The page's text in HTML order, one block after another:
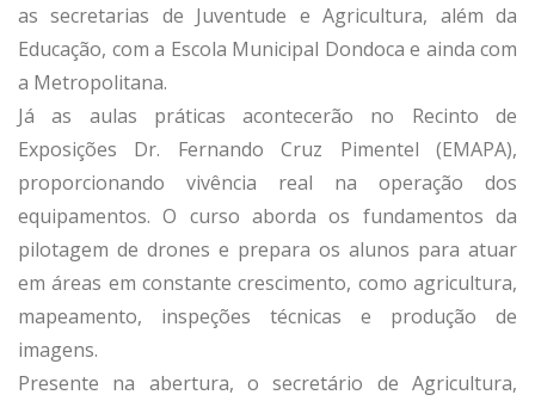
as secretarias de Juventude e Agricultura, além da
Educação, com a Escola Municipal Dondoca e ainda com
a Metropolitana.
Já as aulas práticas acontecerão no Recinto de
Exposições Dr. Fernando Cruz Pimentel (EMAPA),
proporcionando vivência real na operação dos
equipamentos. O curso aborda os fundamentos da
pilotagem de drones e prepara os alunos para atuar
em áreas em constante crescimento, como agricultura,
mapeamento, inspeções técnicas e produção de
imagens.
Presente na abertura, o secretário de Agricultura,